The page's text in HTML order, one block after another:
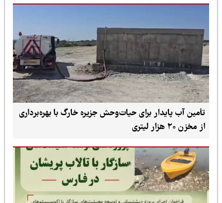
تأمین آب پایدار برای حیات‌وحش جزیره خارگ با بهره‌برداری
از مخزن ۲۰ هزار لیتری